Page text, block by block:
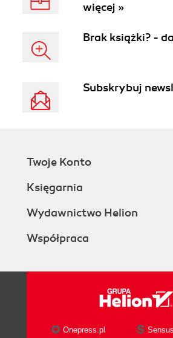
więcej »
Brak książki? -
Subskrybuj
Twoje Konto
Księgarnia
Wydawnictwo Helion
Współpraca
Onepress.pl